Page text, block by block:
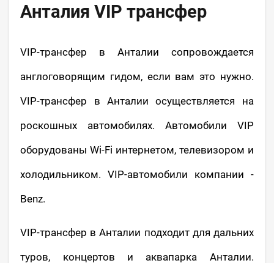
Анталия VIP трансфер
VIP-трансфер в Анталии сопровождается
англоговорящим гидом, если вам это нужно.
VIP-трансфер в Анталии осуществляется на
роскошных автомобилях. Автомобили VIP
оборудованы Wi-Fi интернетом, телевизором и
холодильником. VIP-автомобили компании -
Benz.
VIP-трансфер в Анталии подходит для дальних
туров, концертов и аквапарка Анталии.